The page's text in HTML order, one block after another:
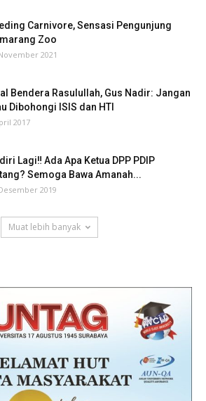
Carnivore, Sensasi Pengunjung
Zoo
2021
Bendera Rasulullah, Gus Nadir: Jangan
Dibohongi ISIS dan HTI
2017
Lagi‼ Ada Apa Ketua DPP PDIP
Semoga Bawa Amanah...
2019
Muat lebih banyak